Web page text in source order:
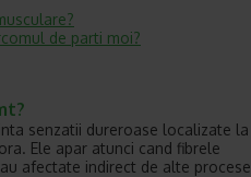
de parti moi?
senzatii dureroase localizate la
Ele apar atunci cand fibrele
afectate indirect de alte procese